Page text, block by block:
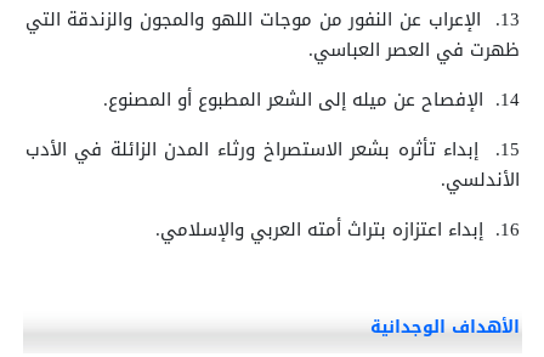
13.
الإعراب عن النفور من موجات اللهو والمجون والزندقة التي
ظهرت في العصر العباسي.
14. الإفصاح عن ميله إلى الشعر المطبوع أو المصنوع.
15.
إبداء تأثره بشعر الاستصراخ ورثاء المدن الزائلة في الأدب
الأندلسي.
16. إبداء اعتزازه بتراث أمته العربي والإسلامي.
الأهداف الوجدانية